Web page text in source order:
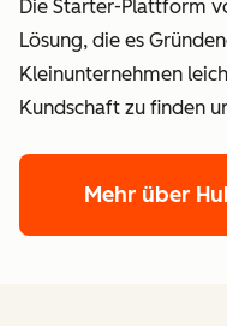
Die Starter-Plattform
Lösung, die es
Kleinunternehmen
Kundschaft zu finden
Mehr über